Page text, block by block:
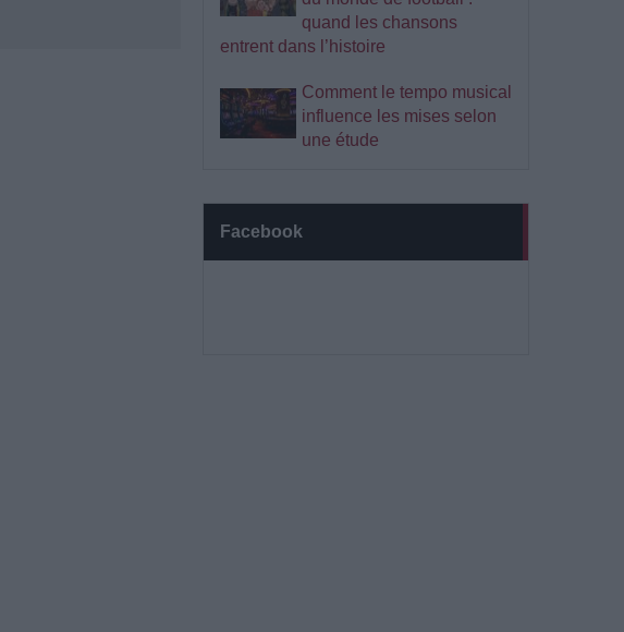
quand les chansons
entrent dans l’histoire
Comment le tempo musical
influence les mises selon
une étude
Facebook